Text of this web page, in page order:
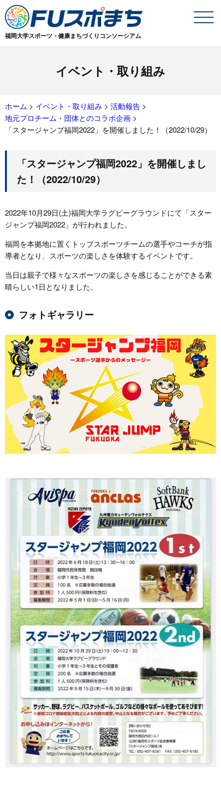
福岡大学スポーツ・健康まちづくりコンソーシアム
イベント・取り組み
ホーム > イベント・取り組み > 活動報告 >
地元プロチーム・団体とのコラボ企画 >
「スタージャンプ福岡2022」を開催しました！（2022/10/29）
「スタージャンプ福岡2022」を開催しまし
た！（2022/10/29）
2022年10月29日(土)福岡大学ラグビーグラウンドにて「スター
ジャンプ福岡2022」が行われました。
福岡を本拠地に置くトップスポーツチームの選手やコーチが指
導者となり、スポーツの楽しさを体験するイベントです。
当日は親子で様々なスポーツの楽しさを感じることができる素
晴らしい1日となりました。
フォトギャラリー